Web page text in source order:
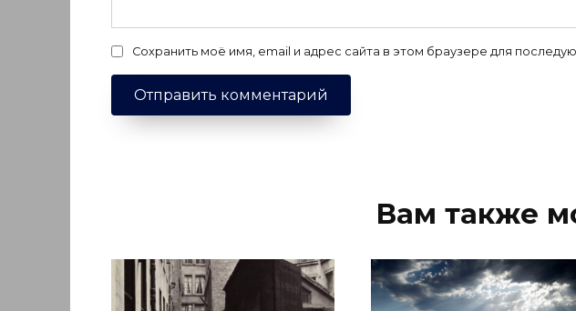
Сохранить моё имя, email и адрес сайта в этом браузере для
Вам также